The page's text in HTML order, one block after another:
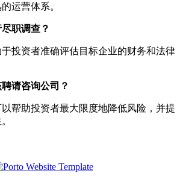
运营体系。
职调查？
投资者准确评估目标企业的财务和法律
请咨询公司？
帮助投资者最大限度地降低风险，并提